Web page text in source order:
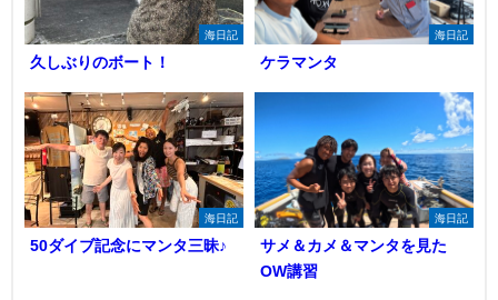
海日記
久しぶりのボート！
海日記
ケラマンタ
海日記
50ダイブ記念にマンタ三昧♪
海日記
サメ＆カメ＆マンタを見た
OW講習